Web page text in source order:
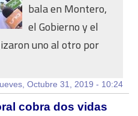
bala en Montero,
el Gobierno y el
uno al otro por
Octubre 31, 2019 - 10:24
cobra dos vidas